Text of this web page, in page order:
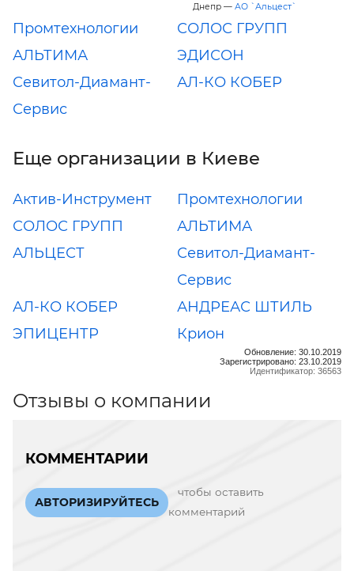
Днепр — АО `Альцест`
Промтехнологии
СОЛОС ГРУПП
АЛЬТИМА
ЭДИСОН
Севитол-Диамант-
Сервис
АЛ-КО КОБЕР
Еще организации в Киеве
Актив-Инструмент
Промтехнологии
СОЛОС ГРУПП
АЛЬТИМА
АЛЬЦЕСТ
Севитол-Диамант-
Сервис
АЛ-КО КОБЕР
АНДРЕАС ШТИЛЬ
ЭПИЦЕНТР
Крион
Обновление: 30.10.2019
Зарегистрировано: 23.10.2019
Идентификатор: 36563
Отзывы о компании
КОММЕНТАРИИ
АВТОРИЗИРУЙТЕСЬ
чтобы оставить
комментарий